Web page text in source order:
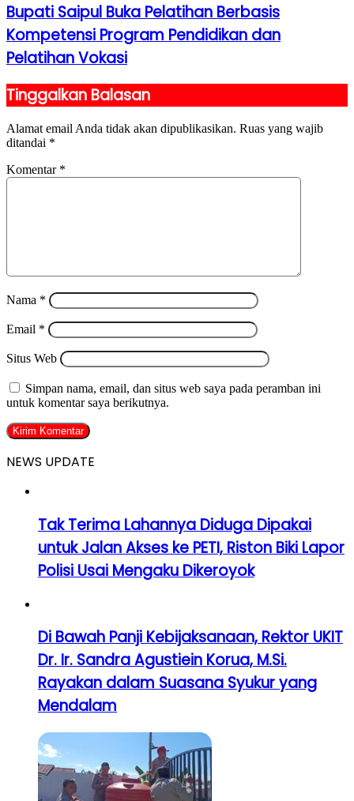
Bupati Saipul Buka Pelatihan Berbasis
Kompetensi Program Pendidikan dan
Pelatihan Vokasi
Tinggalkan Balasan
Alamat email Anda tidak akan dipublikasikan. Ruas yang wajib
ditandai *
Komentar *
Nama *
Email *
Situs Web
Simpan nama, email, dan situs web saya pada peramban ini
untuk komentar saya berikutnya.
NEWS UPDATE
Tak Terima Lahannya Diduga Dipakai
untuk Jalan Akses ke PETI, Riston Biki Lapor
Polisi Usai Mengaku Dikeroyok
Di Bawah Panji Kebijaksanaan, Rektor UKIT
Dr. Ir. Sandra Agustiein Korua, M.Si.
Rayakan dalam Suasana Syukur yang
Mendalam